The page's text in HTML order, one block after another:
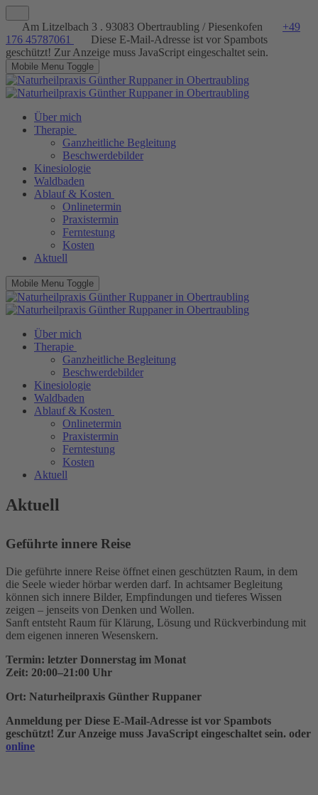
Am Litzelbach 3 . 93083 Obertraubling / Piesenkofen
+49
176 45787061
Diese E-Mail-Adresse ist vor Spambots
geschützt! Zur Anzeige muss JavaScript eingeschaltet sein.
Mobile Menu Toggle
Über mich
Therapie
Ganzheitliche Begleitung
Beschwerdebilder
Kinesiologie
Waldbaden
Ablauf & Kosten
Onlinetermin
Praxistermin
Ferntestung
Kosten
Aktuell
Mobile Menu Toggle
Über mich
Therapie
Ganzheitliche Begleitung
Beschwerdebilder
Kinesiologie
Waldbaden
Ablauf & Kosten
Onlinetermin
Praxistermin
Ferntestung
Kosten
Aktuell
Aktuell
Geführte innere Reise
Die geführte innere Reise öffnet einen geschützten Raum, in dem
die Seele wieder hörbar werden darf. In achtsamer Begleitung
können sich innere Bilder, Empfindungen und tieferes Wissen
zeigen – jenseits von Denken und Wollen.
Sanft entsteht Raum für Klärung, Lösung und Rückverbindung mit
dem eigenen inneren Wesenskern.
Termin: letzter Donnerstag im Monat
Zeit: 20:00–21:00 Uhr
Ort: Naturheilpraxis Günther Ruppaner
Anmeldung per Diese E-Mail-Adresse ist vor Spambots
geschützt! Zur Anzeige muss JavaScript eingeschaltet sein. oder
online